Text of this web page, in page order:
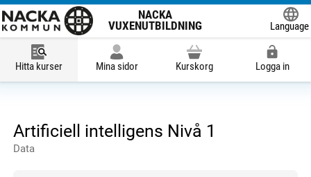
NACKA
VUXENUTBILDNING
Language
Hitta kurser Mina sidor Kurskorg Logga in
Artificiell intelligens Nivå 1
Data